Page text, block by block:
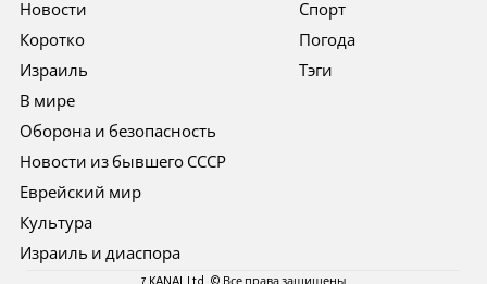
Новости
Коротко
Израиль
В мире
Оборона и безопасность
Новости из бывшего СССР
Еврейский мир
Культура
Израиль и диаспора
Спорт
Погода
Тэги